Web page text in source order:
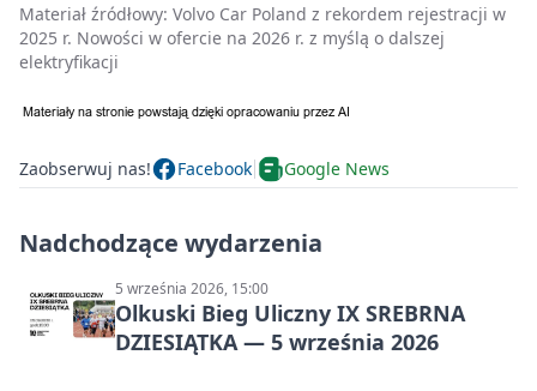
Materiał źródłowy: Volvo Car Poland z rekordem rejestracji w
2025 r. Nowości w ofercie na 2026 r. z myślą o dalszej
elektryfikacji
Zaobserwuj nas! Facebook Google News
Nadchodzące wydarzenia
5 września 2026, 15:00
Olkuski Bieg Uliczny IX SREBRNA
DZIESIĄTKA — 5 września 2026